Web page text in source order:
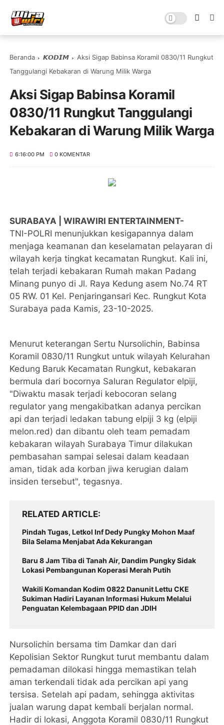
Beranda 𝙆𝙊𝘿𝙄𝙈
Aksi Sigap Babinsa Koramil 0830/11 Rungkut
Tanggulangi Kebakaran di Warung Milik Warga
Aksi Sigap Babinsa Koramil
0830/11 Rungkut Tanggulangi
Kebakaran di Warung Milik Warga
6:16:00 PM 0 KOMENTAR
SURABAYA | WIRAWIRI ENTERTAINMENT-
TNI-POLRI menunjukkan kesigapannya dalam
menjaga keamanan dan keselamatan pelayaran di
wilayah kerja tingkat kecamatan Rungkut. Kali ini,
telah terjadi kebakaran Rumah makan Padang
Minang punyo di Jl. Raya Kedung asem No.74 RT
05 RW. 01 Kel. Penjaringansari Kec. Rungkut Kota
Surabaya pada Kamis, 23-10-2025.
Menurut keterangan Sertu Nursolichin, Babinsa
Koramil 0830/11 Rungkut untuk wilayah Kelurahan
Kedung Baruk Kecamatan Rungkut, kebakaran
bermula dari bocornya Saluran Regulator elpiji,
"Diwaktu masak terjadi kebocoran selang
regulator yang mengakibatkan adanya percikan
api dan terjadi ledakan tabung elpiji 3 kg (elpiji
melon.red) dan dibantu oleh team pemadam
kebakaran wilayah Surabaya Timur dilakukan
pembasahan sampai selesai dalam keadaan
aman, tidak ada korban jiwa kerugian dalam
insiden tersebut", tegasnya.
RELATED ARTICLE
Pindah Tugas, Letkol Inf Dedy Pungky Mohon Maaf
Bila Selama Menjabat Ada Kekurangan
Baru 8 Jam Tiba di Tanah Air, Dandim Pungky Sidak
Lokasi Pembangunan Koperasi Merah Putih
Wakili Komandan Kodim 0822 Danunit Lettu CKE
Sukiman Hadiri Layanan Informasi Hukum Melalui
Penguatan Kelembagaan PPID dan JDIH
Nursolichin bersama tim Damkar dan dari
Kepolisian Sektor Rungkut turut membantu dalam
pemadaman dilokasi hingga memastikan telah
aman terkendali tidak ada percikan api yang
tersisa. Setelah api padam, sehingga aktivitas
jualan warung dapat kembali berjalan normal.
Hadir di lokasi, Anggota Koramil 0830/11 Rungkut